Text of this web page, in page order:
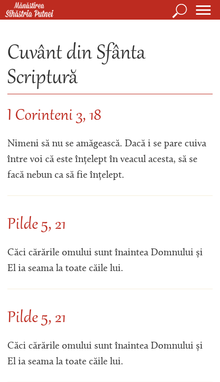
Mergi la conţinutul principal
Căutare
Cuvânt din Sfânta
Scriptură
I Corinteni 3, 18
Nimeni să nu se amăgească. Dacă i se pare cuiva
între voi că este înțelept în veacul acesta, să se
facă nebun ca să fie înțelept.
Pilde 5, 21
Căci cărările omului sunt înaintea Domnului și
El ia seama la toate căile lui.
Pilde 5, 21
Căci cărările omului sunt înaintea Domnului și
El ia seama la toate căile lui.